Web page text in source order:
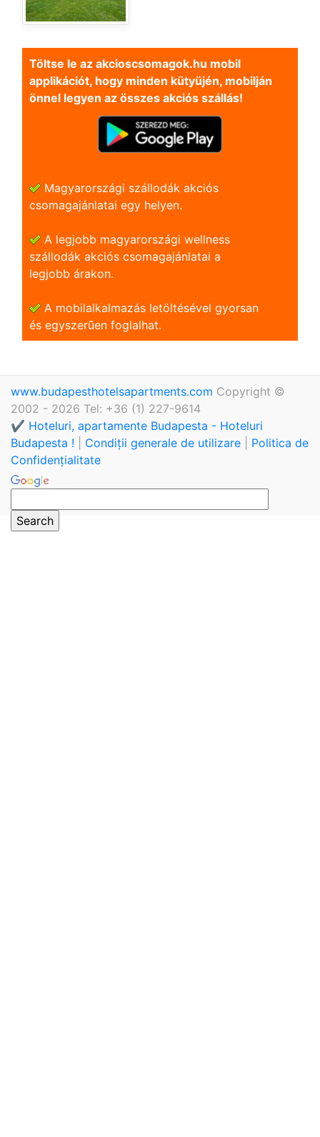
Töltse le az akcioscsomagok.hu mobil
applikációt, hogy minden kütyüjén, mobilján
önnel legyen az összes akciós szállás!
Magyarországi szállodák akciós
csomagajánlatai egy helyen.
A legjobb magyarországi wellness
szállodák akciós csomagajánlatai a
legjobb árakon.
A mobilalkalmazás letöltésével gyorsan
és egyszerũen foglalhat.
www.budapesthotelsapartments.com Copyright ©
2002 - 2026 Tel: +36 (1) 227-9614
✔️ Hoteluri, apartamente Budapesta - Hoteluri
Budapesta !
Condiții generale de utilizare
Politica de
Confidențialitate